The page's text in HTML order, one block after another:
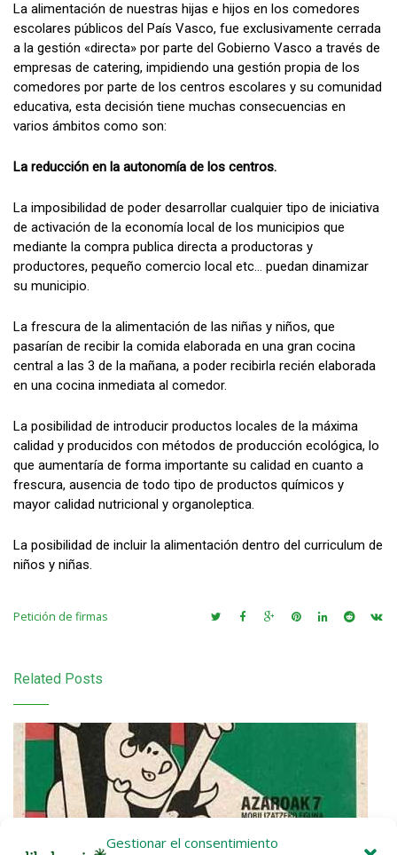
Gestionar el consentimiento
La alimentación de nuestras hijas e hijos en los comedores
escolares públicos del País Vasco, fue exclusivamente cerrada
a la gestión «directa» por parte del Gobierno Vasco a través de
empresas de catering, impidiendo una gestión propia de los
comedores por parte de los centros escolares y su comunidad
educativa, esta decisión tiene muchas consecuencias en
varios ámbitos como son:
La reducción en la autonomía de los centros.
La imposibilidad de poder desarrollar cualquier tipo de iniciativa
de activación de la economía local de los municipios que
mediante la compra publica directa a productoras y
productores, pequeño comercio local etc… puedan dinamizar
su municipio.
La frescura de la alimentación de las niñas y niños, que
pasarían de recibir la comida elaborada en una gran cocina
central a las 3 de la mañana, a poder recibirla recién elaborada
en una cocina inmediata al comedor.
La posibilidad de introducir productos locales de la máxima
calidad y producidos con métodos de producción ecológica, lo
que aumentaría de forma importante su calidad en cuanto a
frescura, ausencia de todo tipo de productos químicos y
mayor calidad nutricional y organoleptica.
La posibilidad de incluir la alimentación dentro del curriculum de
niños y niñas.
Petición de firmas
Related Posts